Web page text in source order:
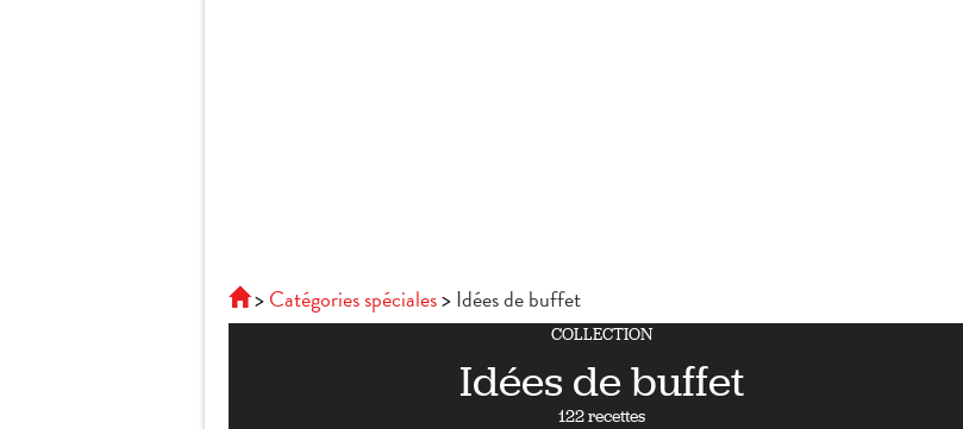
Catégories spéciales Idées de buffet
COLLECTION
Idées de buffet
122 recettes